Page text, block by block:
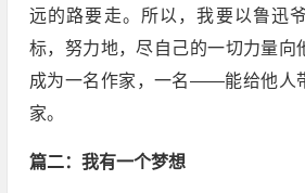
远的路要走。所以，我要以鲁迅
标，努力地，尽自己的一切力量向
成为一名作家，一名——能给他人
家。
篇二：我有一个梦想